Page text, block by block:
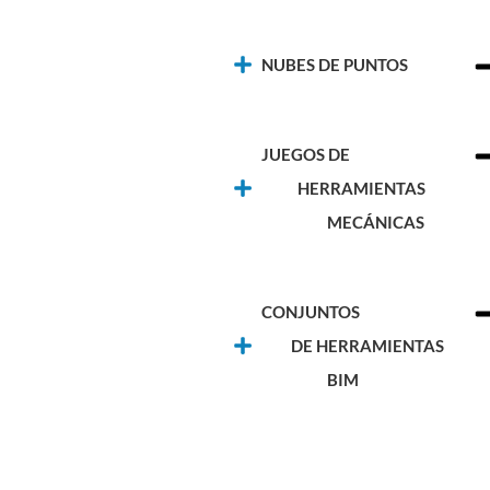
NUBES DE PUNTOS
MECÁNICAS
DE
BIM